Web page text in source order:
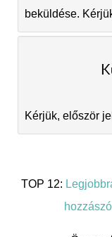
beküldése.
Kérjük, először
TOP 12: